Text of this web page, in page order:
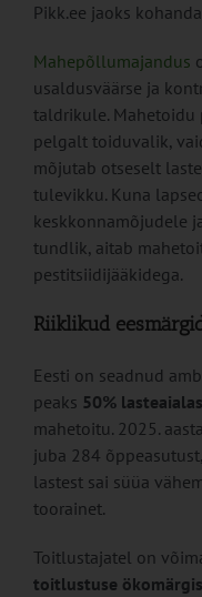
Pikk.ee jaoks
Mahepõllumajandus
usaldusväärse ja
taldrikule. Mahetoidu
pelgalt toiduvalik,
mõjutab otseselt
tulevikku. Kuna
keskkonnamõjudele
tundlik, aitab
pestitsiidijääkidega.
Riiklikud
Eesti on seadnud
peaks 50%
mahetoitu. 2025.
juba 284
lastest sai süüa
toorainet.
Toitlustajatel on
toitlustuse